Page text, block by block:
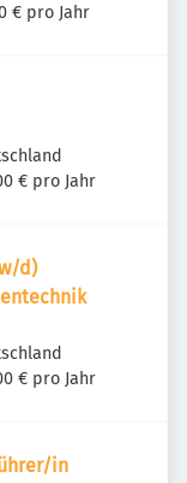
€ pro Jahr
€ pro Jahr
d)
€ pro Jahr
in